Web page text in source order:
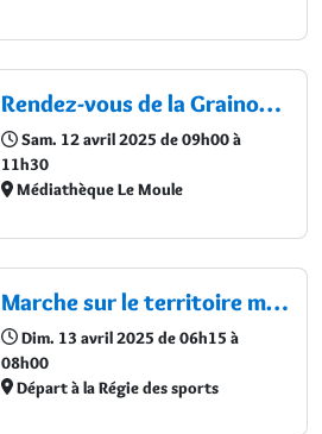
Rendez-vous de la Grainothèque
Sam. 12 avril 2025 de 09h00 à
11h30
Médiathèque Le Moule
Marche sur le territoire moulien
Dim. 13 avril 2025 de 06h15 à
08h00
Départ à la Régie des sports